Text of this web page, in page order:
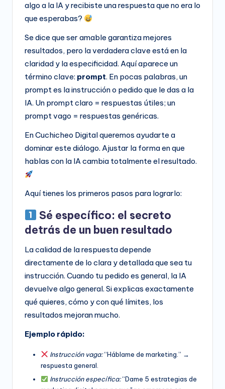
algo a la IA y recibiste una respuesta que no era lo
que esperabas?
Se dice que ser amable garantiza mejores
resultados, pero la verdadera clave está en la
claridad y la especificidad. Aquí aparece un
término clave: prompt. En pocas palabras, un
prompt es la instrucción o pedido que le das a la
IA. Un prompt claro = respuestas útiles; un
prompt vago = respuestas genéricas.
En Cuchicheo Digital queremos ayudarte a
dominar este diálogo. Ajustar la forma en que
hablas con la IA cambia totalmente el resultado.
Aquí tienes los primeros pasos para lograrlo:
Sé específico: el secreto
detrás de un buen resultado
La calidad de la respuesta depende
directamente de lo clara y detallada que sea tu
instrucción. Cuando tu pedido es general, la IA
devuelve algo general. Si explicas exactamente
qué quieres, cómo y con qué límites, los
resultados mejoran mucho.
Ejemplo rápido:
Instrucción vaga:“Háblame de marketing.” →
respuesta general.
Instrucción específica:“Dame 5 estrategias de